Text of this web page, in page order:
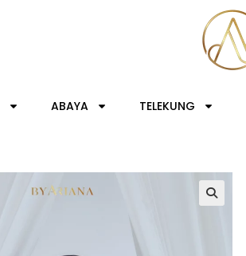
ABAYA TELEKUNG